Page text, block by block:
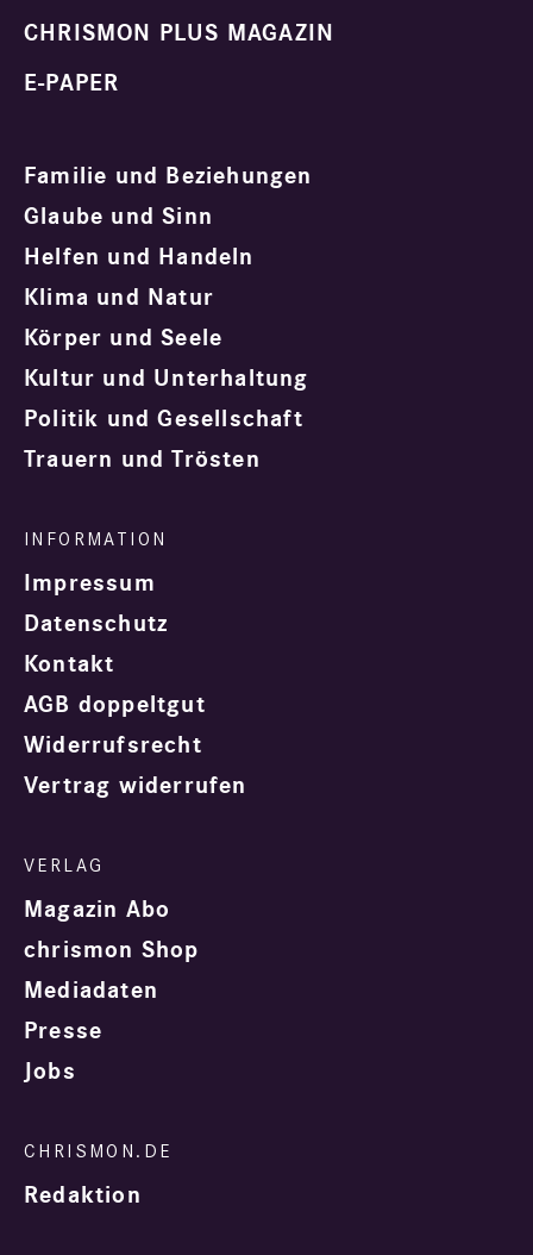
CHRISMON PLUS MAGAZIN
E-PAPER
Familie und Beziehungen
Glaube und Sinn
Helfen und Handeln
Klima und Natur
Körper und Seele
Kultur und Unterhaltung
Politik und Gesellschaft
Trauern und Trösten
Impressum
Datenschutz
Kontakt
AGB doppeltgut
Widerrufsrecht
Vertrag widerrufen
Magazin Abo
chrismon Shop
Mediadaten
Presse
Jobs
Redaktion